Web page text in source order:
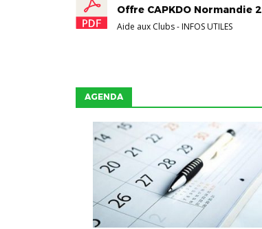
Offre CAPKDO Normandie 2
Aide aux Clubs- INFOS UTILES
AGENDA